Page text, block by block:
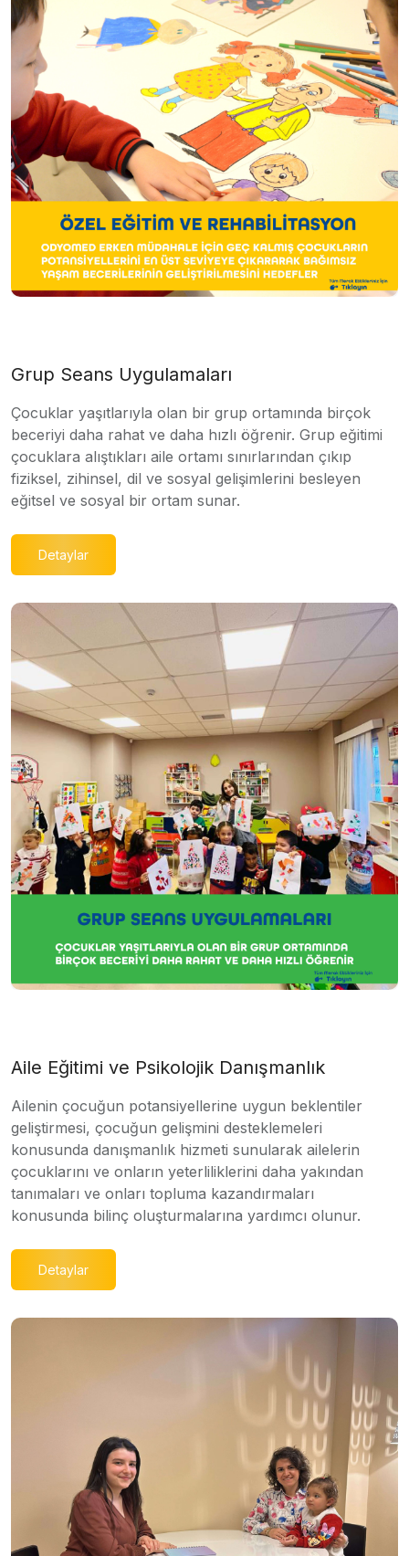
Grup Seans Uygulamaları
Çocuklar yaşıtlarıyla olan bir grup ortamında birçok
beceriyi daha rahat ve daha hızlı öğrenir. Grup eğitimi
çocuklara alıştıkları aile ortamı sınırlarından çıkıp
fiziksel, zihinsel, dil ve sosyal gelişimlerini besleyen
eğitsel ve sosyal bir ortam sunar.
Detaylar
Aile Eğitimi ve Psikolojik Danışmanlık
Ailenin çocuğun potansiyellerine uygun beklentiler
geliştirmesi, çocuğun gelişmini desteklemeleri
konusunda danışmanlık hizmeti sunularak ailelerin
çocuklarını ve onların yeterliliklerini daha yakından
tanımaları ve onları topluma kazandırmaları
konusunda bilinç oluşturmalarına yardımcı olunur.
Detaylar